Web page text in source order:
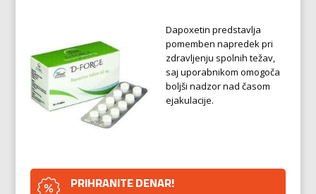
Dapoxetin predstavlja
pomemben napredek pri
zdravljenju spolnih težav,
saj uporabnikom omogoča
boljši nadzor nad časom
ejakulacije.
PRIHRANITE DENAR!